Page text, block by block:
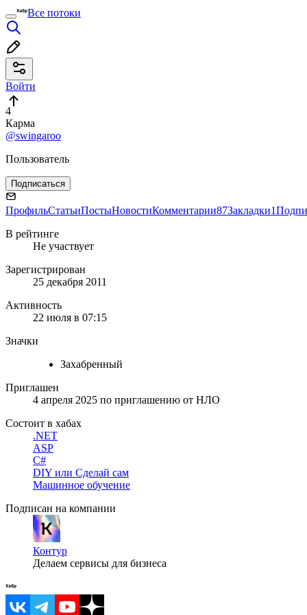
Все потоки
Войти
4
Карма
@swingaroo
Пользователь
Подписаться
ПрофильСтатьиПостыНовостиКомментарии87Закладки1
В рейтинге
Не участвует
Зарегистрирован
25 декабря 2011
Активность
22 июля в 07:15
Значки
Захабренный
Приглашен
4 апреля 2025 по приглашению от НЛО
Состоит в хабах
.NET
ASP
C#
DIY или Сделай сам
Машинное обучение
Подписан на компании
Контур
Делаем сервисы для бизнеса